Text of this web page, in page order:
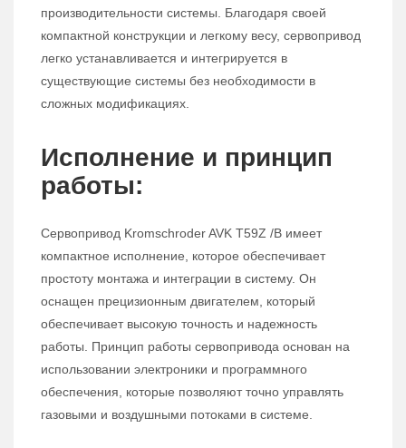
производительности системы. Благодаря своей
компактной конструкции и легкому весу, сервопривод
легко устанавливается и интегрируется в
существующие системы без необходимости в
сложных модификациях.
Исполнение и принцип
работы:
Сервопривод Kromschroder AVK T59Z /B имеет
компактное исполнение, которое обеспечивает
простоту монтажа и интеграции в систему. Он
оснащен прецизионным двигателем, который
обеспечивает высокую точность и надежность
работы. Принцип работы сервопривода основан на
использовании электроники и программного
обеспечения, которые позволяют точно управлять
газовыми и воздушными потоками в системе.